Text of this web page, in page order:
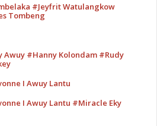
#Jeyfrit Watulangkow
Tombeng
Awuy #Hanny Kolondam #Rudy
I Awuy Lantu
I Awuy Lantu #Miracle Eky